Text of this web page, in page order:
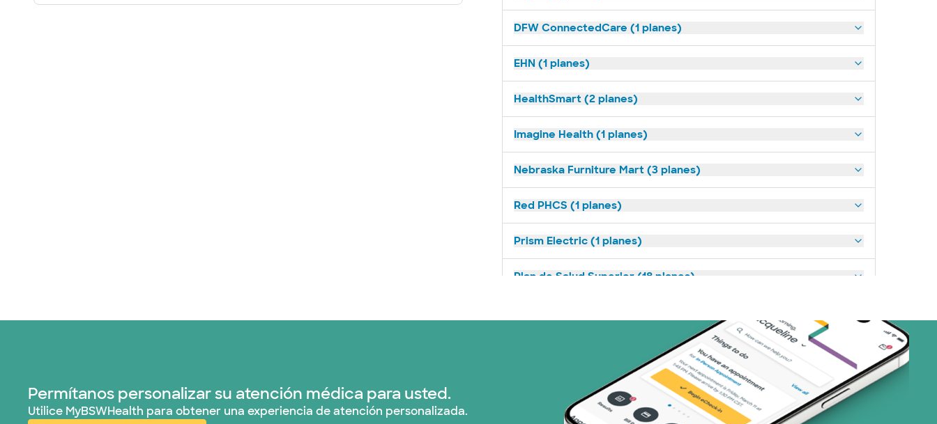
DFW ConnectedCare (1 planes)
EHN (1 planes)
HealthSmart (2 planes)
Imagine Health (1 planes)
Nebraska Furniture Mart (3 planes)
Red PHCS (1 planes)
Prism Electric (1 planes)
Plan de Salud Superior (18 planes)
Permítanos personalizar su atención médica para usted.
Utilice MyBSWHealth para obtener una experiencia de atención personalizada.